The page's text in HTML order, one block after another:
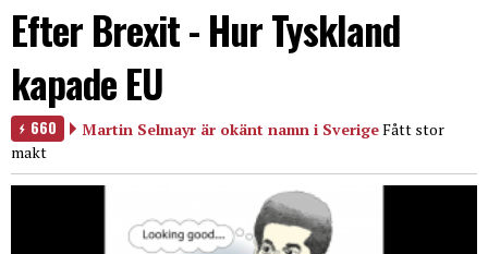
Efter Brexit - Hur Tyskland
kapade EU
660 Martin Selmayr är okänt namn i SverigeFått stor
makt